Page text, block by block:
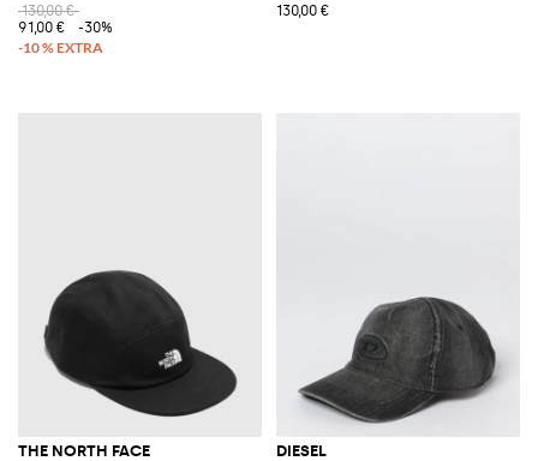
130,00 €
91,00 €
-30%
130,00 €
THE NORTH FACE DIESEL